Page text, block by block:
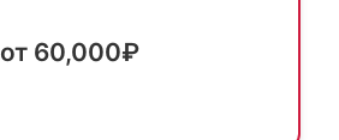
от 60,000₽